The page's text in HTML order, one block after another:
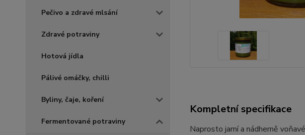
Pečivo a zdravé mlsání
Zdravé potraviny
Hotová jídla
Pálivé omáčky, chilli
Byliny, čaje, koření
Fermentované potraviny
Kompletní specifikace
Naprosto jarní a nádherně